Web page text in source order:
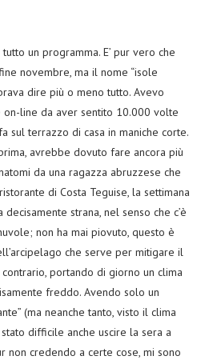
un programma. E’ pur vero che
novembre, ma il nome “isole
dire più o meno tutto. Avevo
line da aver sentito 10.000 volte
sul terrazzo di casa in maniche corte.
avrebbe dovuto fare ancora più
da una ragazza abruzzese che
di Costa Teguise, la settimana
strana, nel senso che c’è
non ha mai piovuto, questo è
che serve per mitigare il
portando di giorno un clima
freddo. Avendo solo un
(ma neanche tanto, visto il clima
difficile anche uscire la sera a
non credendo a certe cose, mi sono